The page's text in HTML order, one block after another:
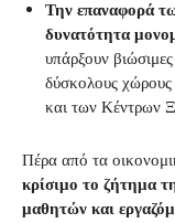
Την επαναφορά
δυνατότητα
υπάρξουν
δύσκολους
και των Κέντρων
Πέρα από τα
κρίσιμο το ζήτημα
μαθητών και